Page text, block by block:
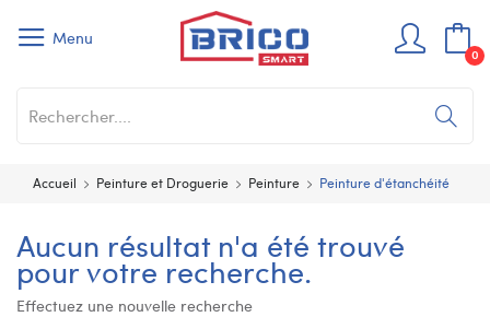
Menu
0
Accueil Peinture et Droguerie Peinture Peinture d'étanchéité
Aucun résultat n'a été trouvé
pour votre recherche.
Effectuez une nouvelle recherche